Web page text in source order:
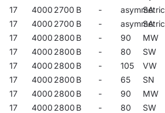
17
4000 2700 B - asymmetric
SA
17
4000 2700 B - asymmetric
SA
17
4000 2800 B - 90 MW
17
4000 2800 B - 80 SW
17
4000 2800 B - 105 VW
17
4000 2800 B - 65 SN
17
4000 2800 B - 90 MW
17
4000 2800 B - 80 SW